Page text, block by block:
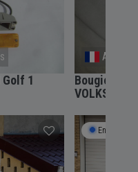
Golf 1
Aviron
Bougies
Enchère en